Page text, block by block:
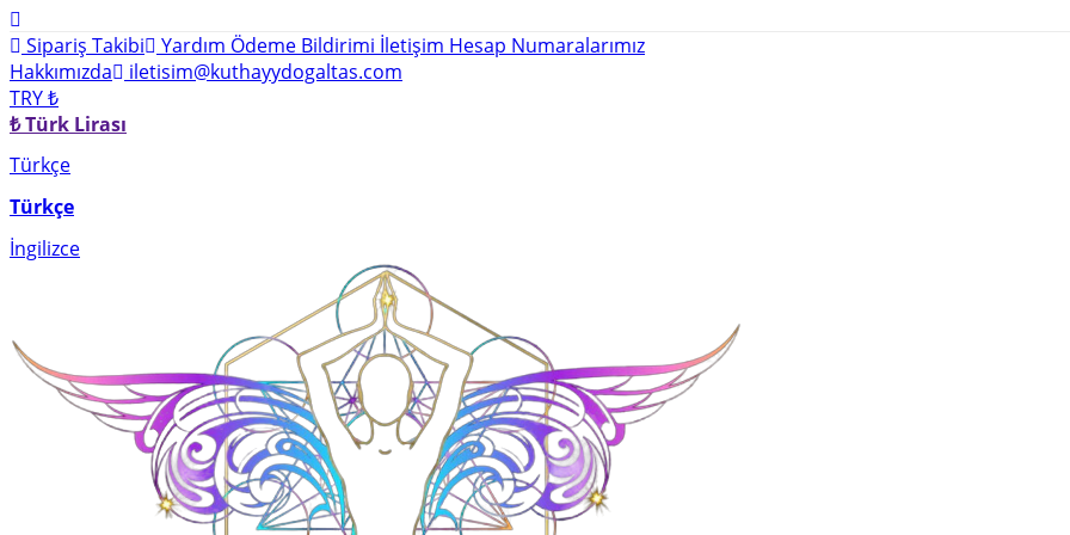
Sipariş Takibi Yardım Ödeme Bildirimi İletişim Hesap Numaralarımız
Hakkımızda
iletisim@kuthayydogaltas.com
TRY ₺
₺ Türk Lirası
Türkçe
Türkçe
İngilizce